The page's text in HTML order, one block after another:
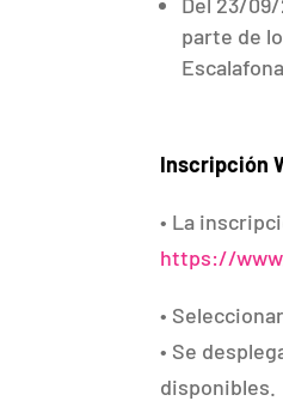
parte de
Inscripción
• La
https://
•
• Se
disponibles.